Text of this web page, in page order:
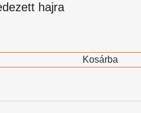
hajra
Kosárba